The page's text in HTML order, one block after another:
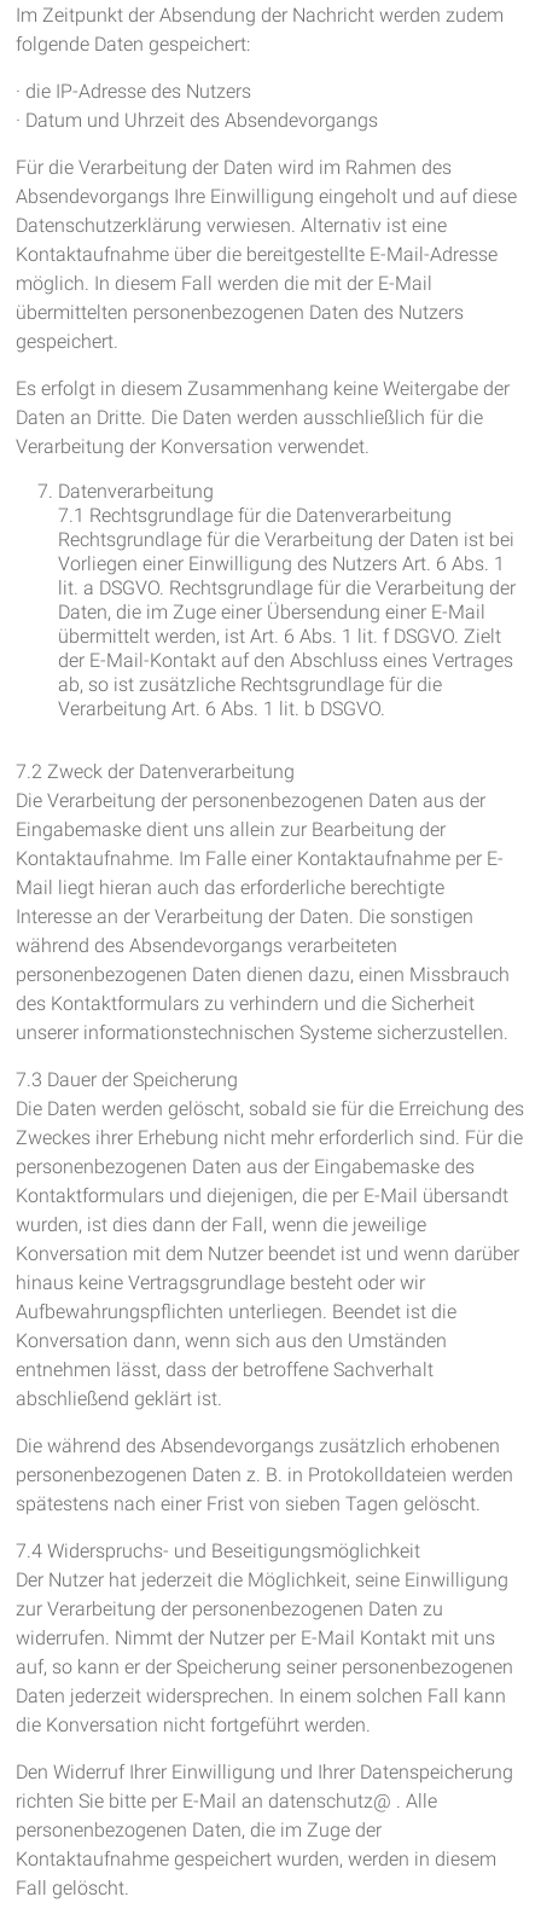
Im Zeitpunkt der Absendung der Nachricht werden zudem
folgende Daten gespeichert:
· die IP-Adresse des Nutzers
· Datum und Uhrzeit des Absendevorgangs
Für die Verarbeitung der Daten wird im Rahmen des
Absendevorgangs Ihre Einwilligung eingeholt und auf diese
Datenschutzerklärung verwiesen. Alternativ ist eine
Kontaktaufnahme über die bereitgestellte E-Mail-Adresse
möglich. In diesem Fall werden die mit der E-Mail
übermittelten personenbezogenen Daten des Nutzers
gespeichert.
Es erfolgt in diesem Zusammenhang keine Weitergabe der
Daten an Dritte. Die Daten werden ausschließlich für die
Verarbeitung der Konversation verwendet.
Datenverarbeitung
7.1 Rechtsgrundlage für die Datenverarbeitung
Rechtsgrundlage für die Verarbeitung der Daten ist bei
Vorliegen einer Einwilligung des Nutzers Art. 6 Abs. 1
lit. a DSGVO. Rechtsgrundlage für die Verarbeitung der
Daten, die im Zuge einer Übersendung einer E-Mail
übermittelt werden, ist Art. 6 Abs. 1 lit. f DSGVO. Zielt
der E-Mail-Kontakt auf den Abschluss eines Vertrages
ab, so ist zusätzliche Rechtsgrundlage für die
Verarbeitung Art. 6 Abs. 1 lit. b DSGVO.
7.2 Zweck der Datenverarbeitung
Die Verarbeitung der personenbezogenen Daten aus der
Eingabemaske dient uns allein zur Bearbeitung der
Kontaktaufnahme. Im Falle einer Kontaktaufnahme per E-
Mail liegt hieran auch das erforderliche berechtigte
Interesse an der Verarbeitung der Daten. Die sonstigen
während des Absendevorgangs verarbeiteten
personenbezogenen Daten dienen dazu, einen Missbrauch
des Kontaktformulars zu verhindern und die Sicherheit
unserer informationstechnischen Systeme sicherzustellen.
7.3 Dauer der Speicherung
Die Daten werden gelöscht, sobald sie für die Erreichung des
Zweckes ihrer Erhebung nicht mehr erforderlich sind. Für die
personenbezogenen Daten aus der Eingabemaske des
Kontaktformulars und diejenigen, die per E-Mail übersandt
wurden, ist dies dann der Fall, wenn die jeweilige
Konversation mit dem Nutzer beendet ist und wenn darüber
hinaus keine Vertragsgrundlage besteht oder wir
Aufbewahrungspflichten unterliegen. Beendet ist die
Konversation dann, wenn sich aus den Umständen
entnehmen lässt, dass der betroffene Sachverhalt
abschließend geklärt ist.
Die während des Absendevorgangs zusätzlich erhobenen
personenbezogenen Daten z. B. in Protokolldateien werden
spätestens nach einer Frist von sieben Tagen gelöscht.
7.4 Widerspruchs- und Beseitigungsmöglichkeit
Der Nutzer hat jederzeit die Möglichkeit, seine Einwilligung
zur Verarbeitung der personenbezogenen Daten zu
widerrufen. Nimmt der Nutzer per E-Mail Kontakt mit uns
auf, so kann er der Speicherung seiner personenbezogenen
Daten jederzeit widersprechen. In einem solchen Fall kann
die Konversation nicht fortgeführt werden.
Den Widerruf Ihrer Einwilligung und Ihrer Datenspeicherung
richten Sie bitte per E-Mail an datenschutz@ . Alle
personenbezogenen Daten, die im Zuge der
Kontaktaufnahme gespeichert wurden, werden in diesem
Fall gelöscht.